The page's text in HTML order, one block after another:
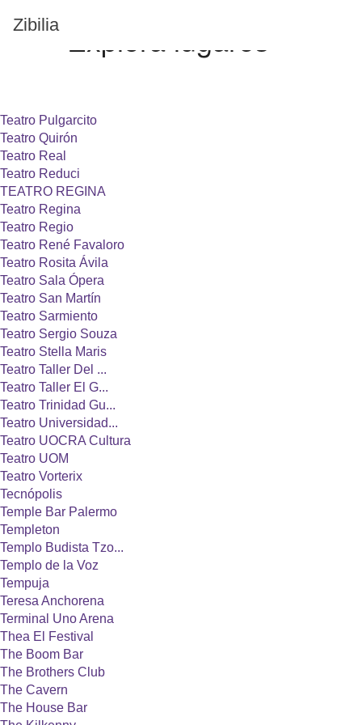
Zibilia Explorá lugares
Teatro Pulgarcito
Teatro Quirón
Teatro Real
Teatro Reduci
TEATRO REGINA
Teatro Regina
Teatro Regio
Teatro René Favaloro
Teatro Rosita Ávila
Teatro Sala Ópera
Teatro San Martín
Teatro Sarmiento
Teatro Sergio Souza
Teatro Stella Maris
Teatro Taller Del ...
Teatro Taller El G...
Teatro Trinidad Gu...
Teatro Universidad...
Teatro UOCRA Cultura
Teatro UOM
Teatro Vorterix
Tecnópolis
Temple Bar Palermo
Templeton
Templo Budista Tzo...
Templo de la Voz
Tempuja
Teresa Anchorena
Terminal Uno Arena
Thea El Festival
The Boom Bar
The Brothers Club
The Cavern
The House Bar